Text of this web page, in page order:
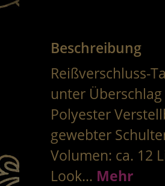
Beschreibung
Reißverschluss-
unter Überschlag
Polyester
gewebter
Volumen: ca. 12
Look… Mehr